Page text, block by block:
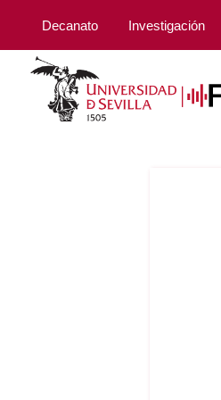
Decanato Investigación